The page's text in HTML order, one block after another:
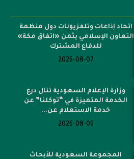
اتحاد إذاعات وتلفزيونات دول منظمة
التعاون الإسلامي يثمن «اتفاق مكة»
للدفاع المشترك
2026-08-07
وزارة الإعلام السعودية تنال درع
الخدمة المتميزة في “توكلنا” عن
خدمة الاستعلام عن...
2026-08-06
المجموعة السعودية للأبحاث